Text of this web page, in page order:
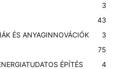
3
43
ÉS ANYAGINNOVÁCIÓK
3
75
ÉPÍTÉS
4